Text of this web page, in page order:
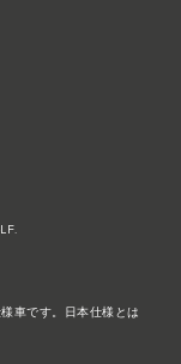
車です。日本仕様とは